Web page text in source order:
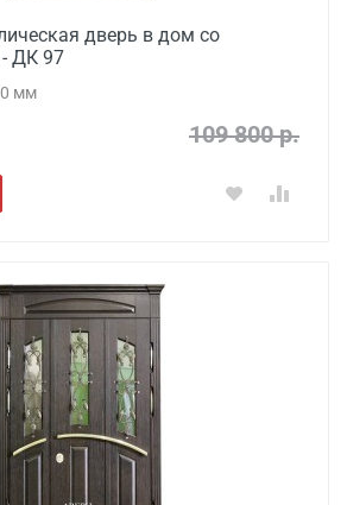
дверь в дом со
- ДК 97
мм
109 800 р.